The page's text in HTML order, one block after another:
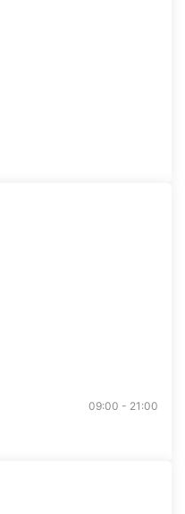
09:00 - 21:00